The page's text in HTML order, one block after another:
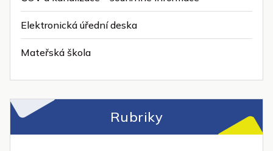
Elektronická úřední deska
Mateřská škola
Rubriky